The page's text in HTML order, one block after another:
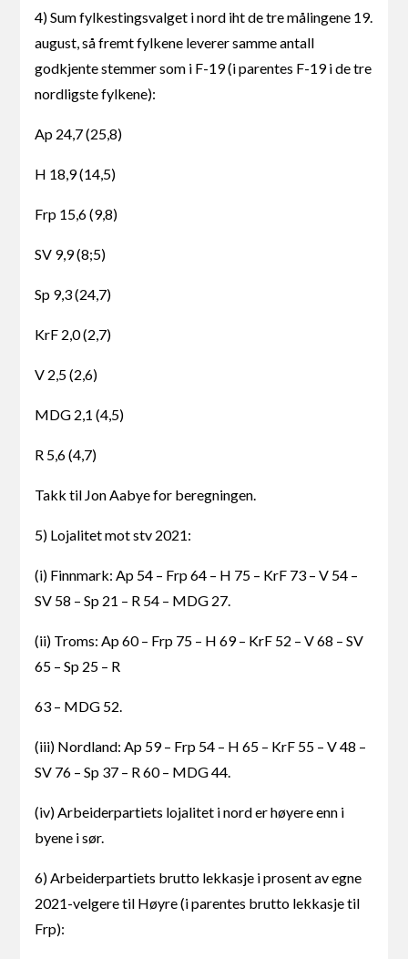
4) Sum fylkestingsvalget i nord iht de tre målingene 19.
august, så fremt fylkene leverer samme antall
godkjente stemmer som i F-19 (i parentes F-19 i de tre
nordligste fylkene):
Ap 24,7 (25,8)
H 18,9 (14,5)
Frp 15,6 (9,8)
SV 9,9 (8;5)
Sp 9,3 (24,7)
KrF 2,0 (2,7)
V 2,5 (2,6)
MDG 2,1 (4,5)
R 5,6 (4,7)
Takk til Jon Aabye for beregningen.
5) Lojalitet mot stv 2021:
(i) Finnmark: Ap 54 – Frp 64 – H 75 – KrF 73 – V 54 –
SV 58 – Sp 21 – R 54 – MDG 27.
(ii) Troms: Ap 60 – Frp 75 – H 69 – KrF 52 – V 68 – SV
65 – Sp 25 – R
63 – MDG 52.
(iii) Nordland: Ap 59 – Frp 54 – H 65 – KrF 55 – V 48 –
SV 76 – Sp 37 – R 60 – MDG 44.
(iv) Arbeiderpartiets lojalitet i nord er høyere enn i
byene i sør.
6) Arbeiderpartiets brutto lekkasje i prosent av egne
2021-velgere til Høyre (i parentes brutto lekkasje til
Frp):